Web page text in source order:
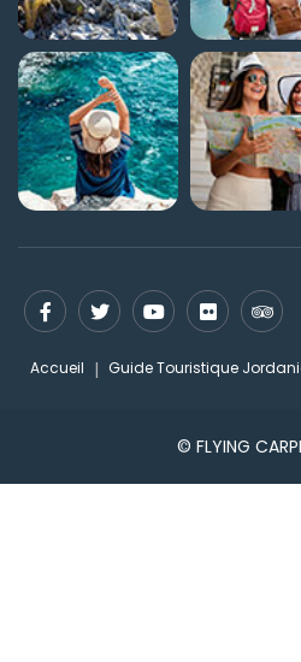
Accueil Guide Touristique
© FLYING